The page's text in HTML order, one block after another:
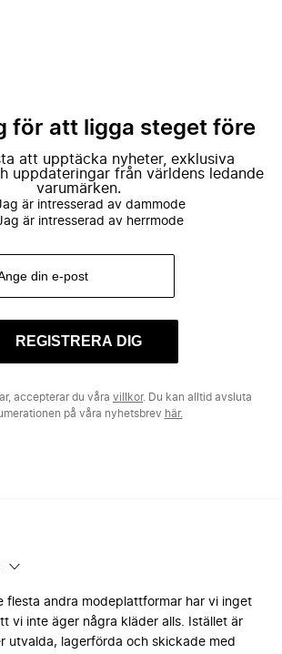
för att ligga steget före
att upptäcka nyheter, exklusiva
uppdateringar från världens ledande
varumärken.
är intresserad av dammode
är intresserad av herrmode
REGISTRERA DIG
accepterar du våra villkor. Du kan alltid avsluta
på våra nyhetsbrev här.
flesta andra modeplattformar har vi inget
vi inte äger några kläder alls. Istället är
utvalda, lagerförda och skickade med